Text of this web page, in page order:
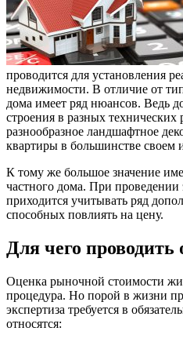
проводится для установления
недвижимости. В отличие от
дома имеет ряд нюансов. Ведь
строения в разных
разнообразное ландшафтное
квартиры в большинстве своем
К тому же большое значение
частного дома. При проведении
приходится учитывать ряд
способных повлиять на цену.
Для чего проводить
Оценка рыночной стоимости
процедура. Но порой в жизни
экспертиза требуется в
относятся: